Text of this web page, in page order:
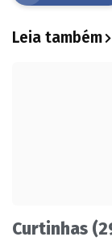
Leia também
Curtinhas